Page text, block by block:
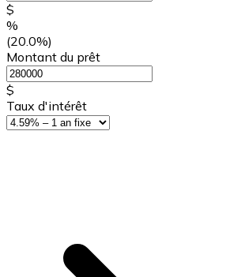
$
%
(20.0%)
Montant du prêt
$
Taux d'intérêt